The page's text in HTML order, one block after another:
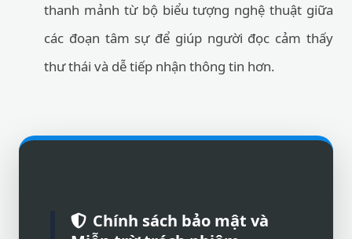
thanh mảnh từ bộ biểu tượng nghệ thuật giữa
các đoạn tâm sự để giúp người đọc cảm thấy
thư thái và dễ tiếp nhận thông tin hơn.
Chính sách bảo mật và